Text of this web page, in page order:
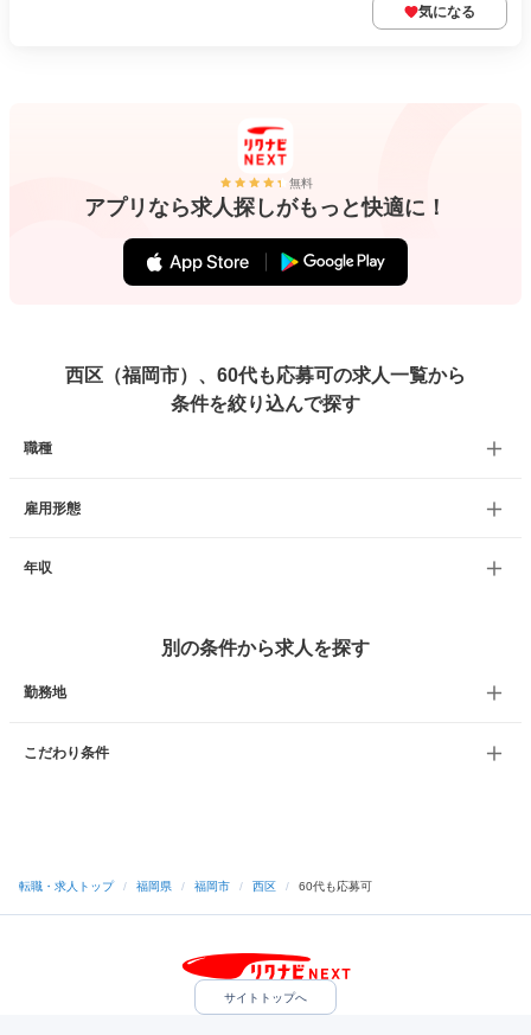
気になる
無料
アプリなら求人探しがもっと快適に！
西区（福岡市）、60代も応募可の求人一覧から
条件を絞り込んで探す
職種
雇用形態
年収
別の条件から求人を探す
勤務地
こだわり条件
転職・求人トップ / 福岡県 / 福岡市 / 西区 / 60代も応募可
サイトトップへ